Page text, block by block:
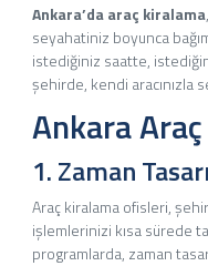
Ankara’da araç kiralama
seyahatiniz boyunca
istediğiniz saatte,
şehirde, kendi aracınızla
Ankara
1. Zaman
Araç kiralama ofisleri,
işlemlerinizi kısa sürede
programlarda, zaman